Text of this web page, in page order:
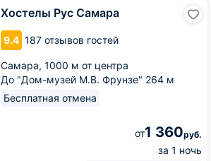
Хостелы Рус Самара
9.4 187 отзывов гостей
Самара, 1000 м от центра
До "Дом-музей М.В. Фрунзе" 264 м
Бесплатная отмена
от1 360руб.
за 1 ночь